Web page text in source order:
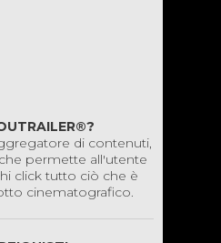
di contenuti,
permette all'utente
click tutto ciò che è
cinematografico.